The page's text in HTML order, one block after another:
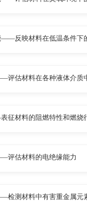
——反映材料在低温条件下
评估材料在各种液体介质
征材料的阻燃特性和燃烧
评估材料的电绝缘能力
检测材料中有害重金属元